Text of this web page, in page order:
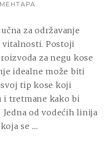
NAJBOLJE
LINIJE
ZA
KOSE
za održavanje
vitalnosti. Postoji
za negu kose
idealne može biti
svoj tip kose koji
i tretmane kako bi
od vodećih linija
se …